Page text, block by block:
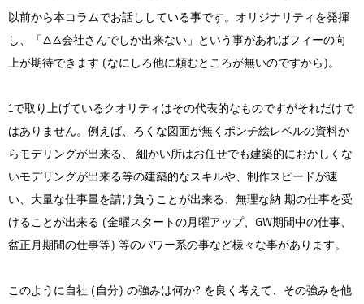
以前から本コラムでお話ししている事です。オリジナリティを発揮
し、「△△会社さんでしか出来ない」という事があればフィーの向
上が期待できます (なにしろ他に頼むところが無いのですから)。
1で取り上げているクオリティはその代表的なものですがそれだけで
はありません。例えば、ろくな図面が無くポンチ絵レベルの資料か
らモデリングが出来る、 細かい所はお任せでも建築的におかしくな
いモデリングが出来る等の建築的なスキルや、制作スピードが速
い、大量な仕事量を請け負うことが出来る、無理な納 期の仕事を受
けることが出来る (金曜スタートの月曜アップ、GW期間中の仕事、
盆正月期間の仕事等) 等のパワー系の事など様々な事があります。
このように自社 (自分) の強みは何か? を良く考えて、その強みを他